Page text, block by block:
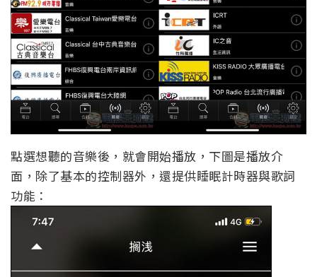
點選想聽的音樂後，就會開始播放，下圖是播放介
面，除了基本的控制器外，還提供睡眠計時器與歌詞
功能：